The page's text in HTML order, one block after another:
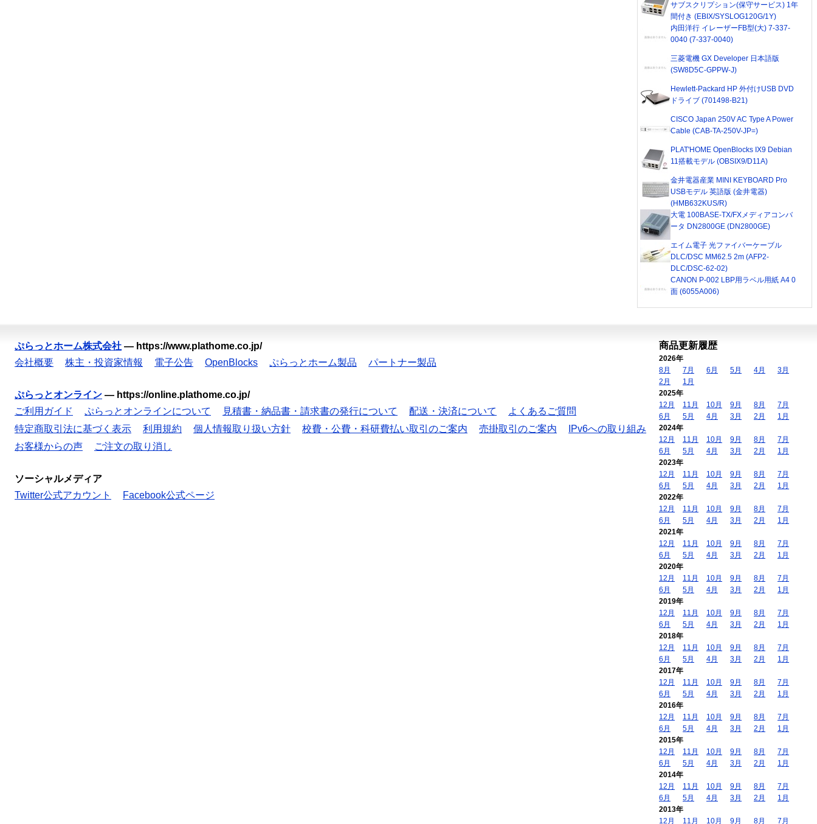
サブスクリプション(保守サービス) 1年
間付き (EBIX/SYSLOG120G/1Y)
内田洋行 イレーザーFB型(大) 7-337-
0040 (7-337-0040)
三菱電機 GX Developer 日本語版
(SW8D5C-GPPW-J)
Hewlett-Packard HP 外付けUSB DVD
ドライブ (701498-B21)
CISCO Japan 250V AC Type A Power
Cable (CAB-TA-250V-JP=)
PLAT'HOME OpenBlocks IX9 Debian
11搭載モデル (OBSIX9/D11A)
金井電器産業 MINI KEYBOARD Pro
USBモデル 英語版 (金井電器)
(HMB632KUS/R)
大電 100BASE-TX/FXメディアコンバ
ータ DN2800GE (DN2800GE)
エイム電子 光ファイバーケーブル
DLC/DSC MM62.5 2m (AFP2-
DLC/DSC-62-02)
CANON P-002 LBP用ラベル用紙 A4 0
面 (6055A006)
ぷらっとホーム株式会社 — https://www.plathome.co.jp/
会社概要
株主・投資家情報 電子公告 OpenBlocks ぷらっとホーム製品 パートナー製品
ぷらっとオンライン — https://online.plathome.co.jp/
ご利用ガイド
ぷらっとオンラインについて 見積書・納品書・請求書の発行について 配送・決済について
よくあるご質問
特定商取引法に基づく表示
利用規約 個人情報取り扱い方針 校費・公費・科研費払い取引のご案内 売掛取引のご案内
IPv6への取り組み
お客様からの声
ご注文の取り消し
ソーシャルメディア
Twitter公式アカウント
Facebook公式ページ
商品更新履歴
2026年
8月
7月 6月 5月 4月
3月
2月
1月
2025年
12月
11月 10月 9月 8月
7月
6月
5月 4月 3月 2月
1月
2024年
12月
11月 10月 9月 8月
7月
6月
5月 4月 3月 2月
1月
2023年
12月
11月 10月 9月 8月
7月
6月
5月 4月 3月 2月
1月
2022年
12月
11月 10月 9月 8月
7月
6月
5月 4月 3月 2月
1月
2021年
12月
11月 10月 9月 8月
7月
6月
5月 4月 3月 2月
1月
2020年
12月
11月 10月 9月 8月
7月
6月
5月 4月 3月 2月
1月
2019年
12月
11月 10月 9月 8月
7月
6月
5月 4月 3月 2月
1月
2018年
12月
11月 10月 9月 8月
7月
6月
5月 4月 3月 2月
1月
2017年
12月
11月 10月 9月 8月
7月
6月
5月 4月 3月 2月
1月
2016年
12月
11月 10月 9月 8月
7月
6月
5月 4月 3月 2月
1月
2015年
12月
11月 10月 9月 8月
7月
6月
5月 4月 3月 2月
1月
2014年
12月
11月 10月 9月 8月
7月
6月
5月 4月 3月 2月
1月
2013年
12月
11月 10月 9月 8月 7月